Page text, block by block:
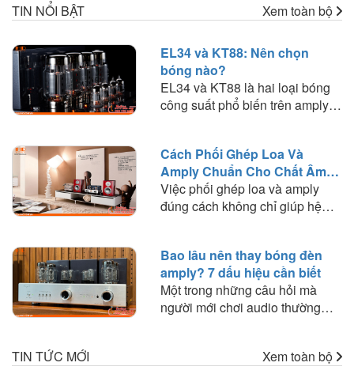
TIN NỔI BẬT Xem toàn bộ
EL34 và KT88: Nên chọn
bóng nào?
EL34 và KT88 là hai loại bóng
công suất phổ biến trên amply
phối ghép và lựa chọn loại bóng
phù hợp với nhu cầu nghe
nhạc.
Cách Phối Ghép Loa Và
Amply Chuẩn Cho Chất Âm
Hay
Việc phối ghép loa và amply
đúng cách không chỉ giúp hệ
thanh mà bạn trải nghiệm. Trong
bài viết này, HD Audio sẽ chia
sẻ những nguyên tắc quan trọng
và kinh nghiệm thực tế giúp bạn
dàn âm thanh.
Bao lâu nên thay bóng đèn
amply? 7 dấu hiệu cần biết
Một trong những câu hỏi mà
người mới chơi audio thường
nào cần thay bóng đèn?". Trên
TIN TỨC MỚI Xem toàn bộ